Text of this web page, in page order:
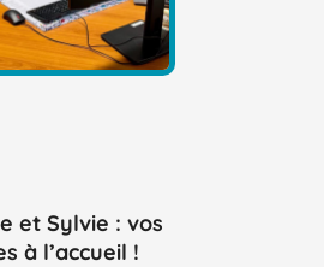
et Sylvie : vos
à l’accueil !